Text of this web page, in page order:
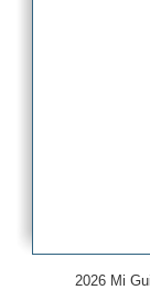
2026 Mi